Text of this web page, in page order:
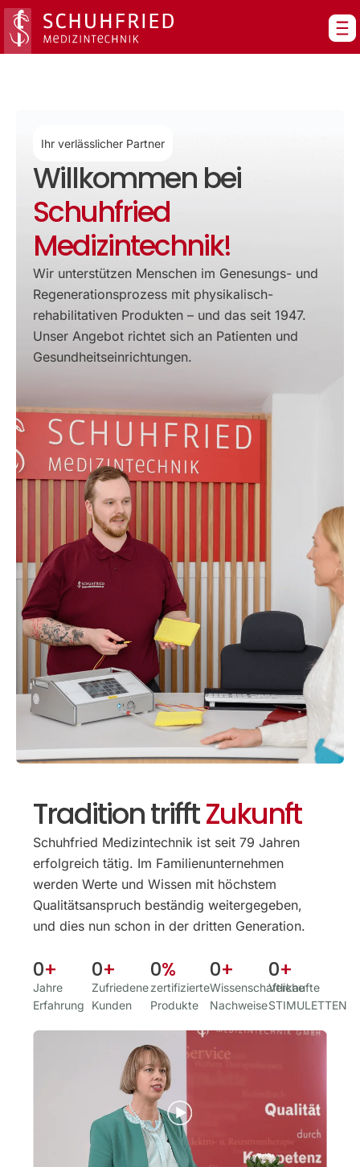
Zum
Inhalt
springen
Ihr verlässlicher Partner
Willkommen bei
Schuhfried
Medizintechnik!
Wir unterstützen Menschen im Genesungs- und
Regenerationsprozess mit physikalisch-
rehabilitativen Produkten – und das seit 1947.
Unser Angebot richtet sich an Patienten und
Gesundheitseinrichtungen.
Tradition trifftZukunft
Schuhfried Medizintechnik ist seit 79 Jahren
erfolgreich tätig. Im Familien­unternehmen
werden Werte und Wissen mit höchstem
Qualitäts­anspruch beständig weitergegeben,
und dies nun schon in der dritten Generation.
Jahre
Erfahrung
0+
Zufriedene
Kunden
0+
zertifizierte
Produkte
0%
Wissenschaftliche
Nachweise
0+
Verkaufte
STIMULETTEN
0+